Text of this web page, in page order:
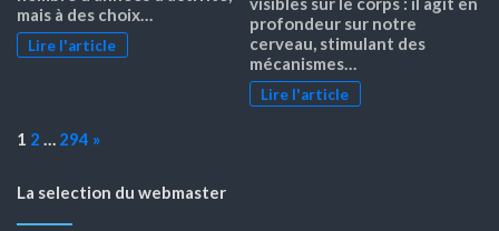
mais à des choix…
Lire l'article
profondeur sur notre
cerveau, stimulant des
mécanismes…
Lire l'article
Page:
1 2 … 294 Next
»
La selection du webmaster